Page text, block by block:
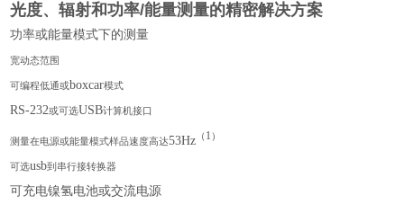
光度、辐射和功率/能量测量的精密解决方案
功率或能量模式下的测量
宽动态范围
可编程低通或boxcar模式
RS-232或可选USB计算机接口
测量在电源或能量模式样品速度高达53Hz （ 1 ）
可选usb到串行接转换器
可充电镍氢电池或交流电源